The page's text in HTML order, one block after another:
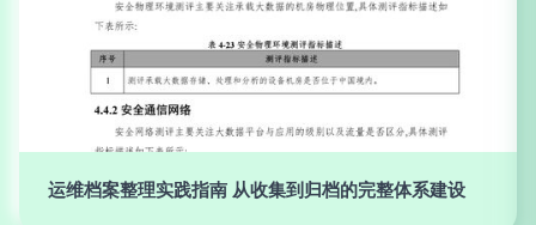
运维档案整理实践指南 从收集到归档的完整体系建设